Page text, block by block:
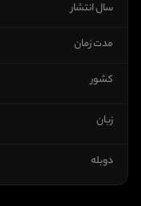
سال انتشار
مدت زمان
کشور
زبان
دوبله